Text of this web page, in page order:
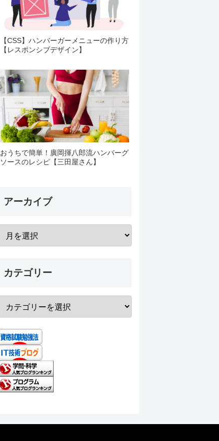
【CSS】ハンバーガーメニューの作り方
【レスポンシブデザイン】
おうちで簡単！廣岡揮八郎流ハンバーグ
ソースのレシピ【三田屋さん】
アーカイブ
カテゴリー